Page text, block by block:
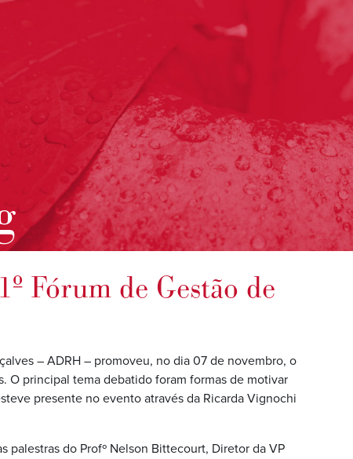
Fórum de Gestão de
– ADRH – promoveu, no dia 07 de novembro, o
O principal tema debatido foram formas de motivar
presente no evento através da Ricarda Vignochi
do Profº Nelson Bittecourt, Diretor da VP